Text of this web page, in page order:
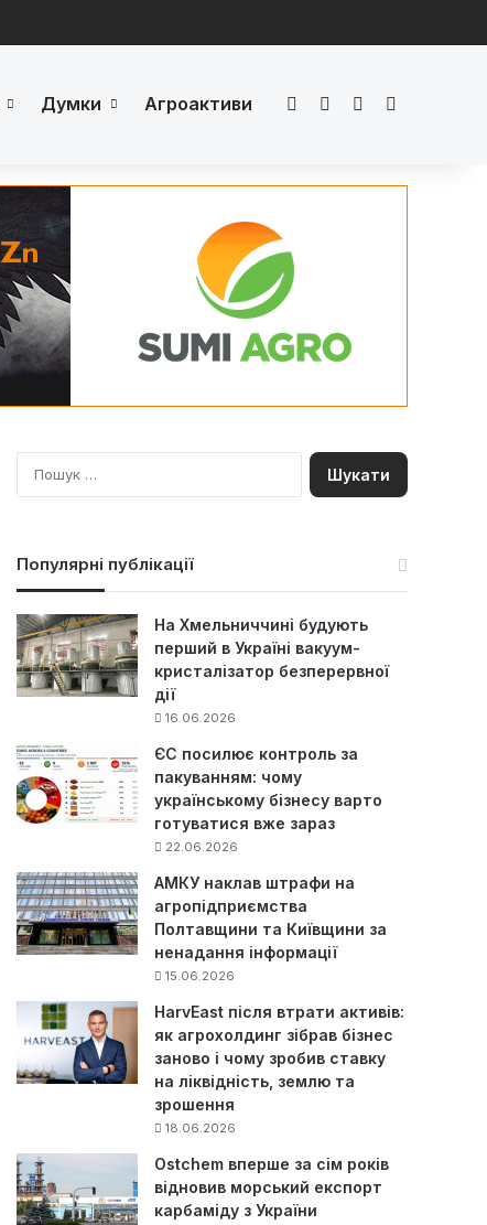
Думки Агроактиви FacebookLinkedInYouTube
П
о
Популярні публікації
На Хмельниччині будують
перший в Україні вакуум-
кристалізатор безперервної
дії
16.06.2026
ЄС посилює контроль за
пакуванням: чому
українському бізнесу варто
готуватися вже зараз
22.06.2026
АМКУ наклав штрафи на
агропідприємства
Полтавщини та Київщини за
ненадання інформації
15.06.2026
HarvEast після втрати активів:
як агрохолдинг зібрав бізнес
заново і чому зробив ставку
на ліквідність, землю та
зрошення
18.06.2026
Ostchem вперше за сім років
відновив морський експорт
карбаміду з України